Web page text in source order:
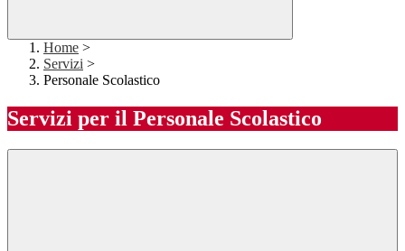
Home >
Servizi >
Personale Scolastico
Servizi per il Personale Scolastico